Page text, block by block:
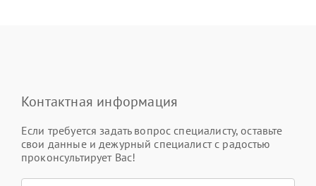
Контактная информация
Если требуется задать вопрос специалисту, оставьте
свои данные и дежурный специалист с радостью
проконсультирует Вас!